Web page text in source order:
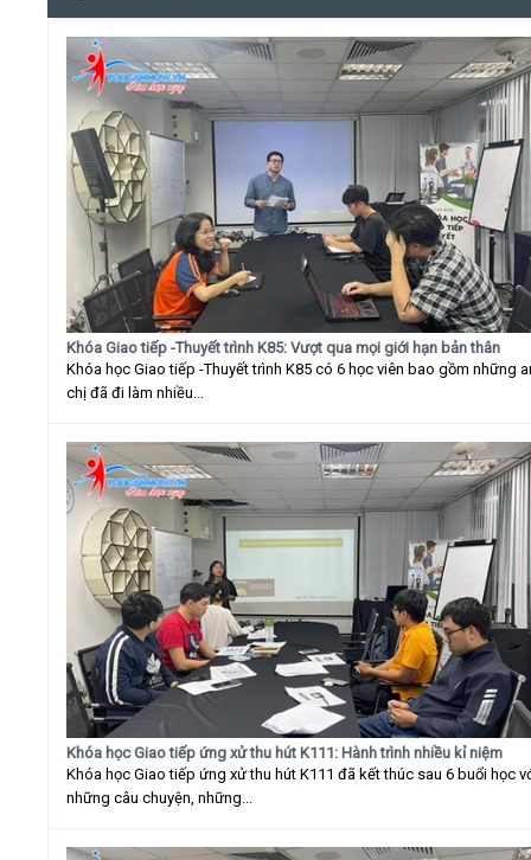
Khóa Giao tiếp -Thuyết trình K85: Vượt qua mọi giới hạn bản thân
Khóa học Giao tiếp -Thuyết trình K85 có 6 học viên bao gồm những
chị đã đi làm nhiều...
Khóa học Giao tiếp ứng xử thu hút K111: Hành trình nhiều kỉ niệm
Khóa học Giao tiếp ứng xử thu hút K111 đã kết thúc sau 6 buổi học
những câu chuyện, những...